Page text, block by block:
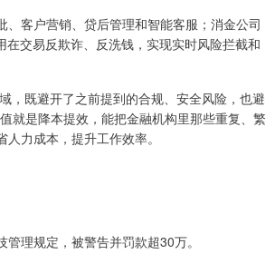
客户营销、贷后管理和智能客服；消金公司
交易反欺诈、反洗钱，实现实时风险拦截和
，既避开了之前提到的合规、安全风险，也避
就是降本提效，能把金融机构里那些重复、繁
力成本，提升工作效率。
理规定，被警告并罚款超30万。